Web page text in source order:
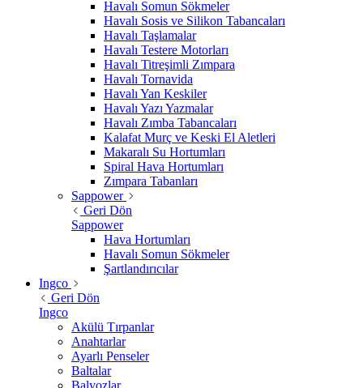
Havalı Somun Sökmeler
Havalı Sosis ve Silikon Tabancaları
Havalı Taşlamalar
Havalı Testere Motorları
Havalı Titreşimli Zımpara
Havalı Tornavida
Havalı Yan Keskiler
Havalı Yazı Yazmalar
Havalı Zımba Tabancaları
Kalafat Murç ve Keski El Aletleri
Makaralı Su Hortumları
Spiral Hava Hortumları
Zımpara Tabanları
Sappower
Geri Dön
Sappower
Hava Hortumları
Havalı Somun Sökmeler
Şartlandırıcılar
Ingco
Geri Dön
Ingco
Akülü Tırpanlar
Anahtarlar
Ayarlı Penseler
Baltalar
Balyozlar